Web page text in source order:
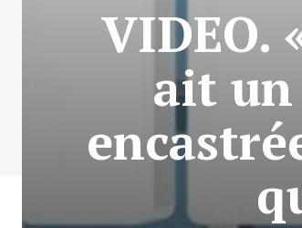
VIDEO.
ait